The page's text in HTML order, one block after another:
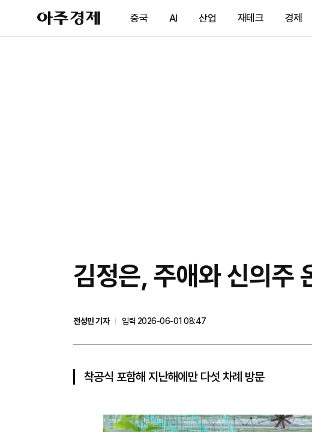
아
주
제
중국 AI 산업 재테크 경제
김정은, 주애와 신의주
전성민 기자
입력 2026-06-01 08:47
착공식 포함해 지난해에만 다섯 차례 방문